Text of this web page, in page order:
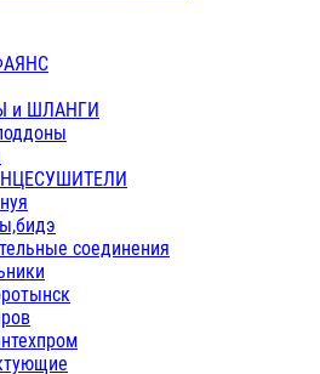
и ШЛАНГИ
соединения